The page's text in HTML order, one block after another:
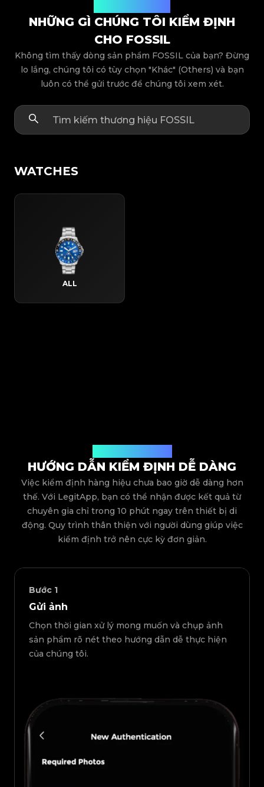
NHỮNG GÌ CHÚNG TÔI KIỂM ĐỊNH
CHO FOSSIL
Không tìm thấy dòng sản phẩm FOSSIL của bạn? Đừng
lo lắng, chúng tôi có tùy chọn "Khác" (Others) và bạn
luôn có thể gửi trước để chúng tôi xem xét.
WATCHES
ALL
HƯỚNG DẪN KIỂM ĐỊNH DỄ DÀNG
Việc kiểm định hàng hiệu chưa bao giờ dễ dàng hơn
thế. Với LegitApp, bạn có thể nhận được kết quả từ
chuyên gia chỉ trong 10 phút ngay trên thiết bị di
động. Quy trình thân thiện với người dùng giúp việc
kiểm định trở nên cực kỳ đơn giản.
Bước 1
Gửi ảnh
Chọn thời gian xử lý mong muốn và chụp ảnh
sản phẩm rõ nét theo hướng dẫn dễ thực hiện
của chúng tôi.